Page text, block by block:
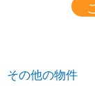
その他の物件